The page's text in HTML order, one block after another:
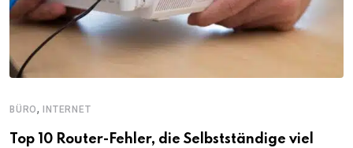
BÜRO, INTERNET
Top 10 Router-Fehler, die Selbstständige viel